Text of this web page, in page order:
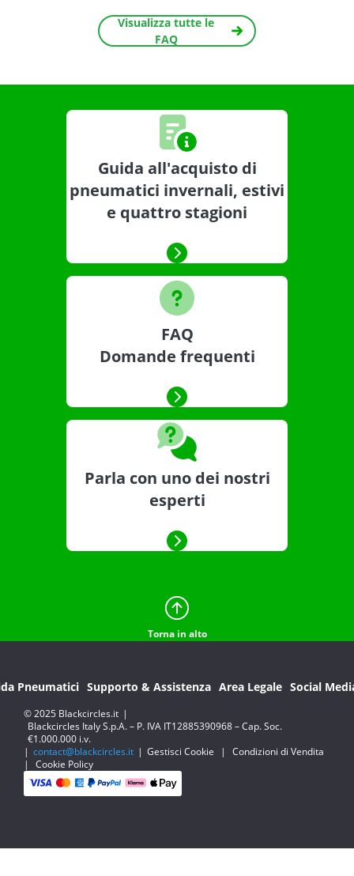
Visualizza tutte le
FAQ
Guida all'acquisto di
pneumatici invernali, estivi
e quattro stagioni
FAQ
Domande frequenti
Parla con uno dei nostri
esperti
Torna in alto
Pneumatici Supporto & Assistenza Area Legale Social
© 2025 Blackcircles.it |
Blackcircles Italy S.p.A. – P. IVA IT12885390968 – Cap. Soc.
€1.000.000 i.v.
| contact@blackcircles.it | Gestisci Cookie |
Condizioni di Vendita
|
Cookie Policy